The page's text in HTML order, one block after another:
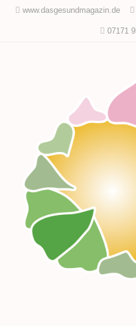
www.dasgesundmagazin.de
07171